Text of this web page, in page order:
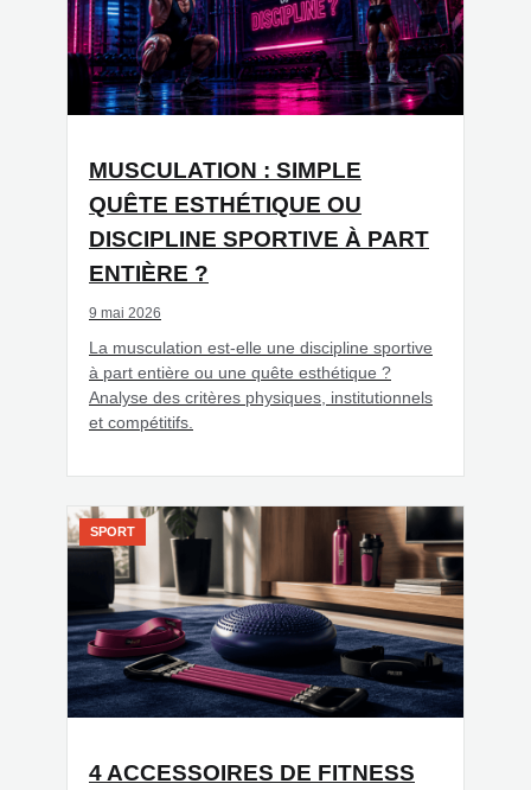
MUSCULATION : SIMPLE
QUÊTE ESTHÉTIQUE OU
DISCIPLINE SPORTIVE À PART
ENTIÈRE ?
9 mai 2026
La musculation est-elle une discipline sportive
à part entière ou une quête esthétique ?
Analyse des critères physiques, institutionnels
et compétitifs.
SPORT
4 ACCESSOIRES DE FITNESS